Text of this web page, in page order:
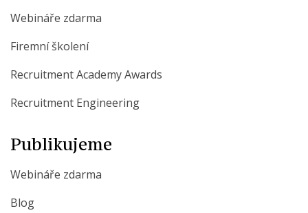
Webináře zdarma
Firemní školení
Recruitment Academy Awards
Recruitment Engineering
Publikujeme
Webináře zdarma
Blog